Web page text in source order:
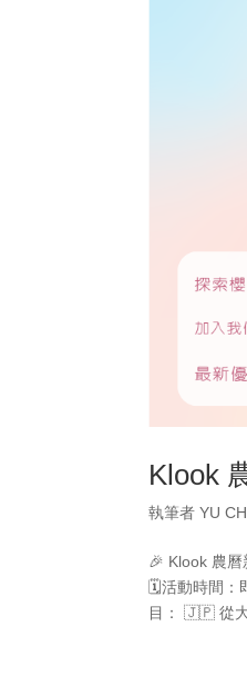
Klook
執筆者YU
🎉 Klook 農
🗓️活動時間：
目： 🇯🇵 從大